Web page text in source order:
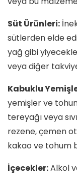
Süt Ürünleri:
sütlerden elde
yağ gibi
veya diğer
Kabuklu
yemişler ve
tereyağı veya
rezene, çemen
kakao ve tohum
İçecekler:Alkol